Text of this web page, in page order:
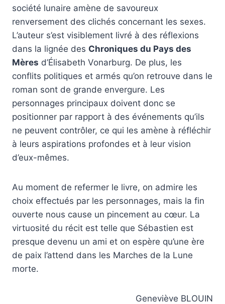
société lunaire amène de savoureux
renversement des clichés concernant les sexes.
L’auteur s’est visiblement livré à des réflexions
dans la lignée des Chroniques du Pays des
Mères d’Élisabeth Vonarburg. De plus, les
conflits politiques et armés qu’on retrouve dans le
roman sont de grande envergure. Les
personnages principaux doivent donc se
positionner par rapport à des événements qu’ils
ne peuvent contrôler, ce qui les amène à réfléchir
à leurs aspirations profondes et à leur vision
d’eux-mêmes.
Au moment de refermer le livre, on admire les
choix effectués par les personnages, mais la fin
ouverte nous cause un pincement au cœur. La
virtuosité du récit est telle que Sébastien est
presque devenu un ami et on espère qu’une ère
de paix l’attend dans les Marches de la Lune
morte.
Geneviève BLOUIN